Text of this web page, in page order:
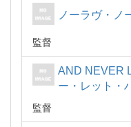
ノーラヴ・ノ
監督
AND NEVER
ー・レット・
監督